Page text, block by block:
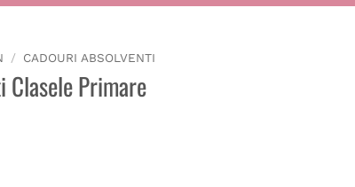
/ CADOURI ABSOLVENTI
Clasele Primare